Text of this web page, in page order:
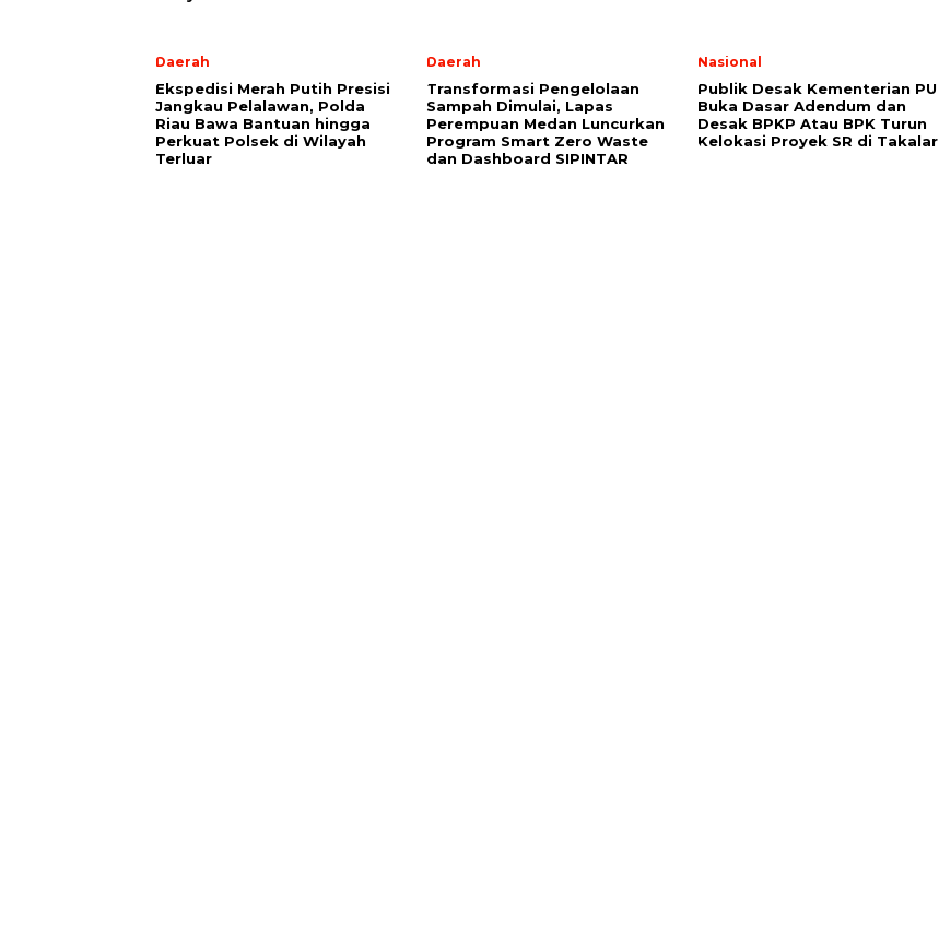
Daerah
Ekspedisi Merah Putih Presisi
Jangkau Pelalawan, Polda
Riau Bawa Bantuan hingga
Perkuat Polsek di Wilayah
Terluar
Daerah
Transformasi Pengelolaan
Sampah Dimulai, Lapas
Perempuan Medan Luncurkan
Program Smart Zero Waste
dan Dashboard SIPINTAR
Nasional
Publik Desak Kementerian PU
Buka Dasar Adendum dan
Desak BPKP Atau BPK Turun
Kelokasi Proyek SR di Takalar